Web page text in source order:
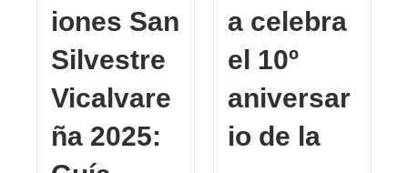
iones San
Silvestre
Vicalvare
ña 2025:
a celebra
el 10º
aniversar
io de la